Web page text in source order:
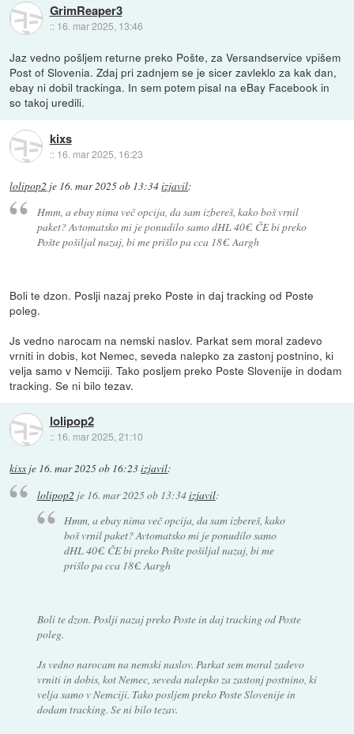
GrimReaper3
:: 16. mar 2025, 13:46
Jaz vedno pošljem returne preko Pošte, za Versandservice vpišem
Post of Slovenia. Zdaj pri zadnjem se je sicer zavleklo za kak dan,
ebay ni dobil trackinga. In sem potem pisal na eBay Facebook in
so takoj uredili.
kixs
:: 16. mar 2025, 16:23
lolipop2 je 16. mar 2025 ob 13:34izjavil:
Hmm, a ebay nima več opcija, da sam izbereš, kako boš vrnil
paket? Avtomatsko mi je ponudilo samo dHL 40€. ČE bi preko
Pošte pošiljal nazaj, bi me prišlo pa cca 18€. Aargh
Boli te dzon. Poslji nazaj preko Poste in daj tracking od Poste
poleg.
Js vedno narocam na nemski naslov. Parkat sem moral zadevo
vrniti in dobis, kot Nemec, seveda nalepko za zastonj postnino, ki
velja samo v Nemciji. Tako posljem preko Poste Slovenije in dodam
tracking. Se ni bilo tezav.
lolipop2
:: 16. mar 2025, 21:10
kixs je 16. mar 2025 ob 16:23izjavil:
lolipop2je 16. mar 2025 ob 13:34izjavil:
Hmm, a ebay nima več opcija, da sam izbereš, kako
boš vrnil paket? Avtomatsko mi je ponudilo samo
dHL 40€. ČE bi preko Pošte pošiljal nazaj, bi me
prišlo pa cca 18€. Aargh
Boli te dzon. Poslji nazaj preko Poste in daj tracking od Poste
poleg.
Js vedno narocam na nemski naslov. Parkat sem moral zadevo
vrniti in dobis, kot Nemec, seveda nalepko za zastonj postnino, ki
velja samo v Nemciji. Tako posljem preko Poste Slovenije in
dodam tracking. Se ni bilo tezav.